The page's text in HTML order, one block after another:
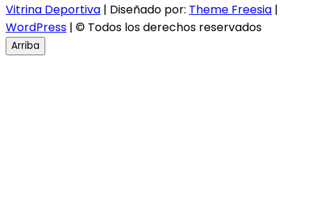
Vitrina Deportiva | Diseñado por: Theme Freesia |
WordPress | © Todos los derechos reservados
Arriba